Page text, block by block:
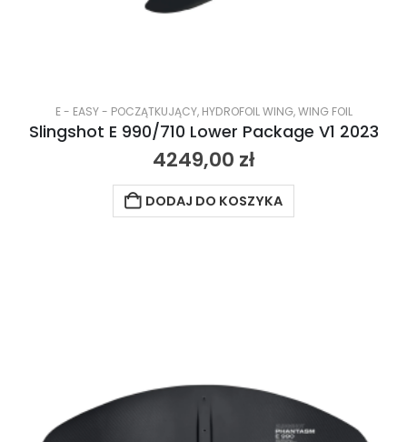
E - EASY - POCZĄTKUJĄCY, HYDROFOIL WING,WING FOIL
Slingshot E 990/710 Lower Package V1 2023
4249,00 zł
DODAJ DO KOSZYKA